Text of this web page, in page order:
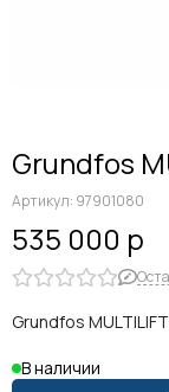
Grundfos
Артикул: 97901080
535 000 р
Grundfos
В наличии